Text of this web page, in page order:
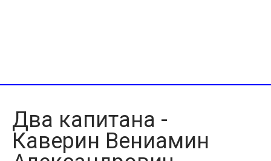
Два капитана -
Каверин Вениамин